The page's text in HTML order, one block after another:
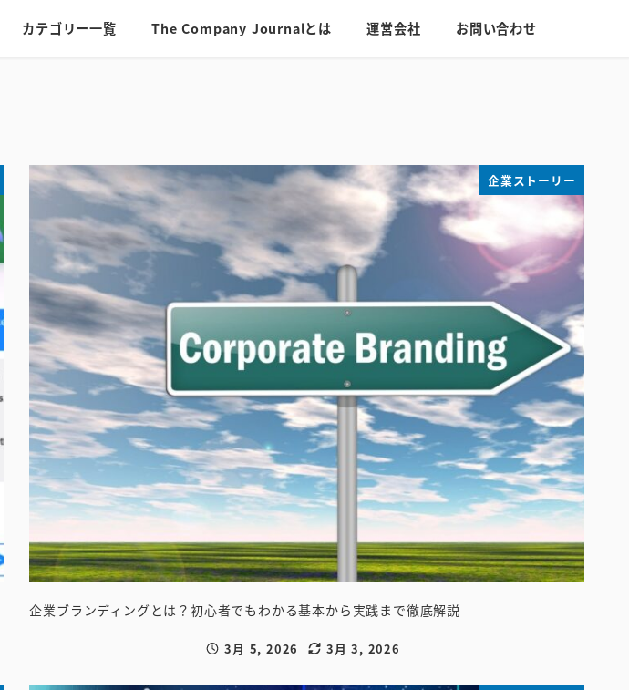
カテゴリー一覧 The Company Journalとは 運営会社 お問い合わせ
企業ストーリー
企業ブランディングとは？初心者でもわかる基本から実践まで徹底解説
投稿日
3月 5, 2026
更新日
3月 3, 2026